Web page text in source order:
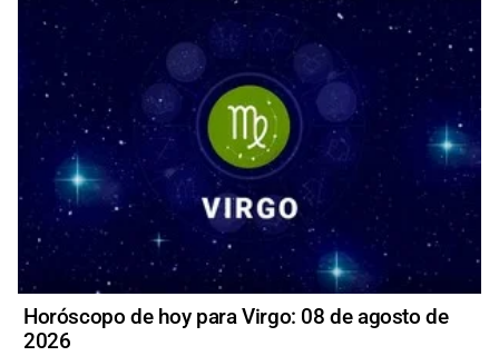
Horóscopo de hoy para Virgo: 08 de agosto de
2026